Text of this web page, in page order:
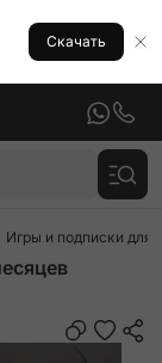
Скачать
Игры и подписки для